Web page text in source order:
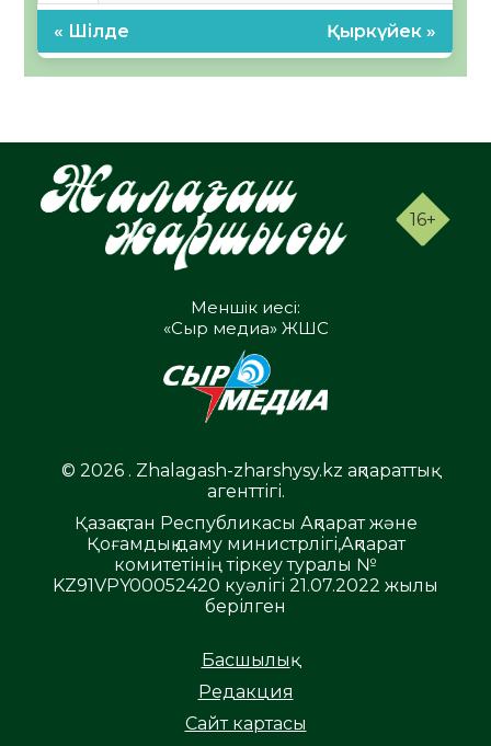
« Шілде Қыркүйек »
16+
Меншік иесі:
«Сыр медиа» ЖШС
© 2026 . Zhalagash-zharshysy.kz ақпараттық
агенттігі.
Қазақстан Республикасы Ақпарат және
Қоғамдық даму министрлігі,Ақпарат
комитетінің тіркеу туралы №
KZ91VPY00052420 куәлігі 21.07.2022 жылы
берілген
Басшылық
Редакция
Сайт картасы